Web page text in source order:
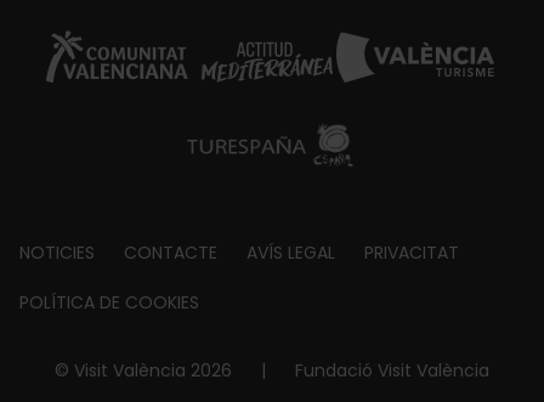
Footer
about
NOTICIES CONTACTE AVÍS LEGAL PRIVACITAT
POLÍTICA DE COOKIES
© Visit València 2026 | Fundació Visit València